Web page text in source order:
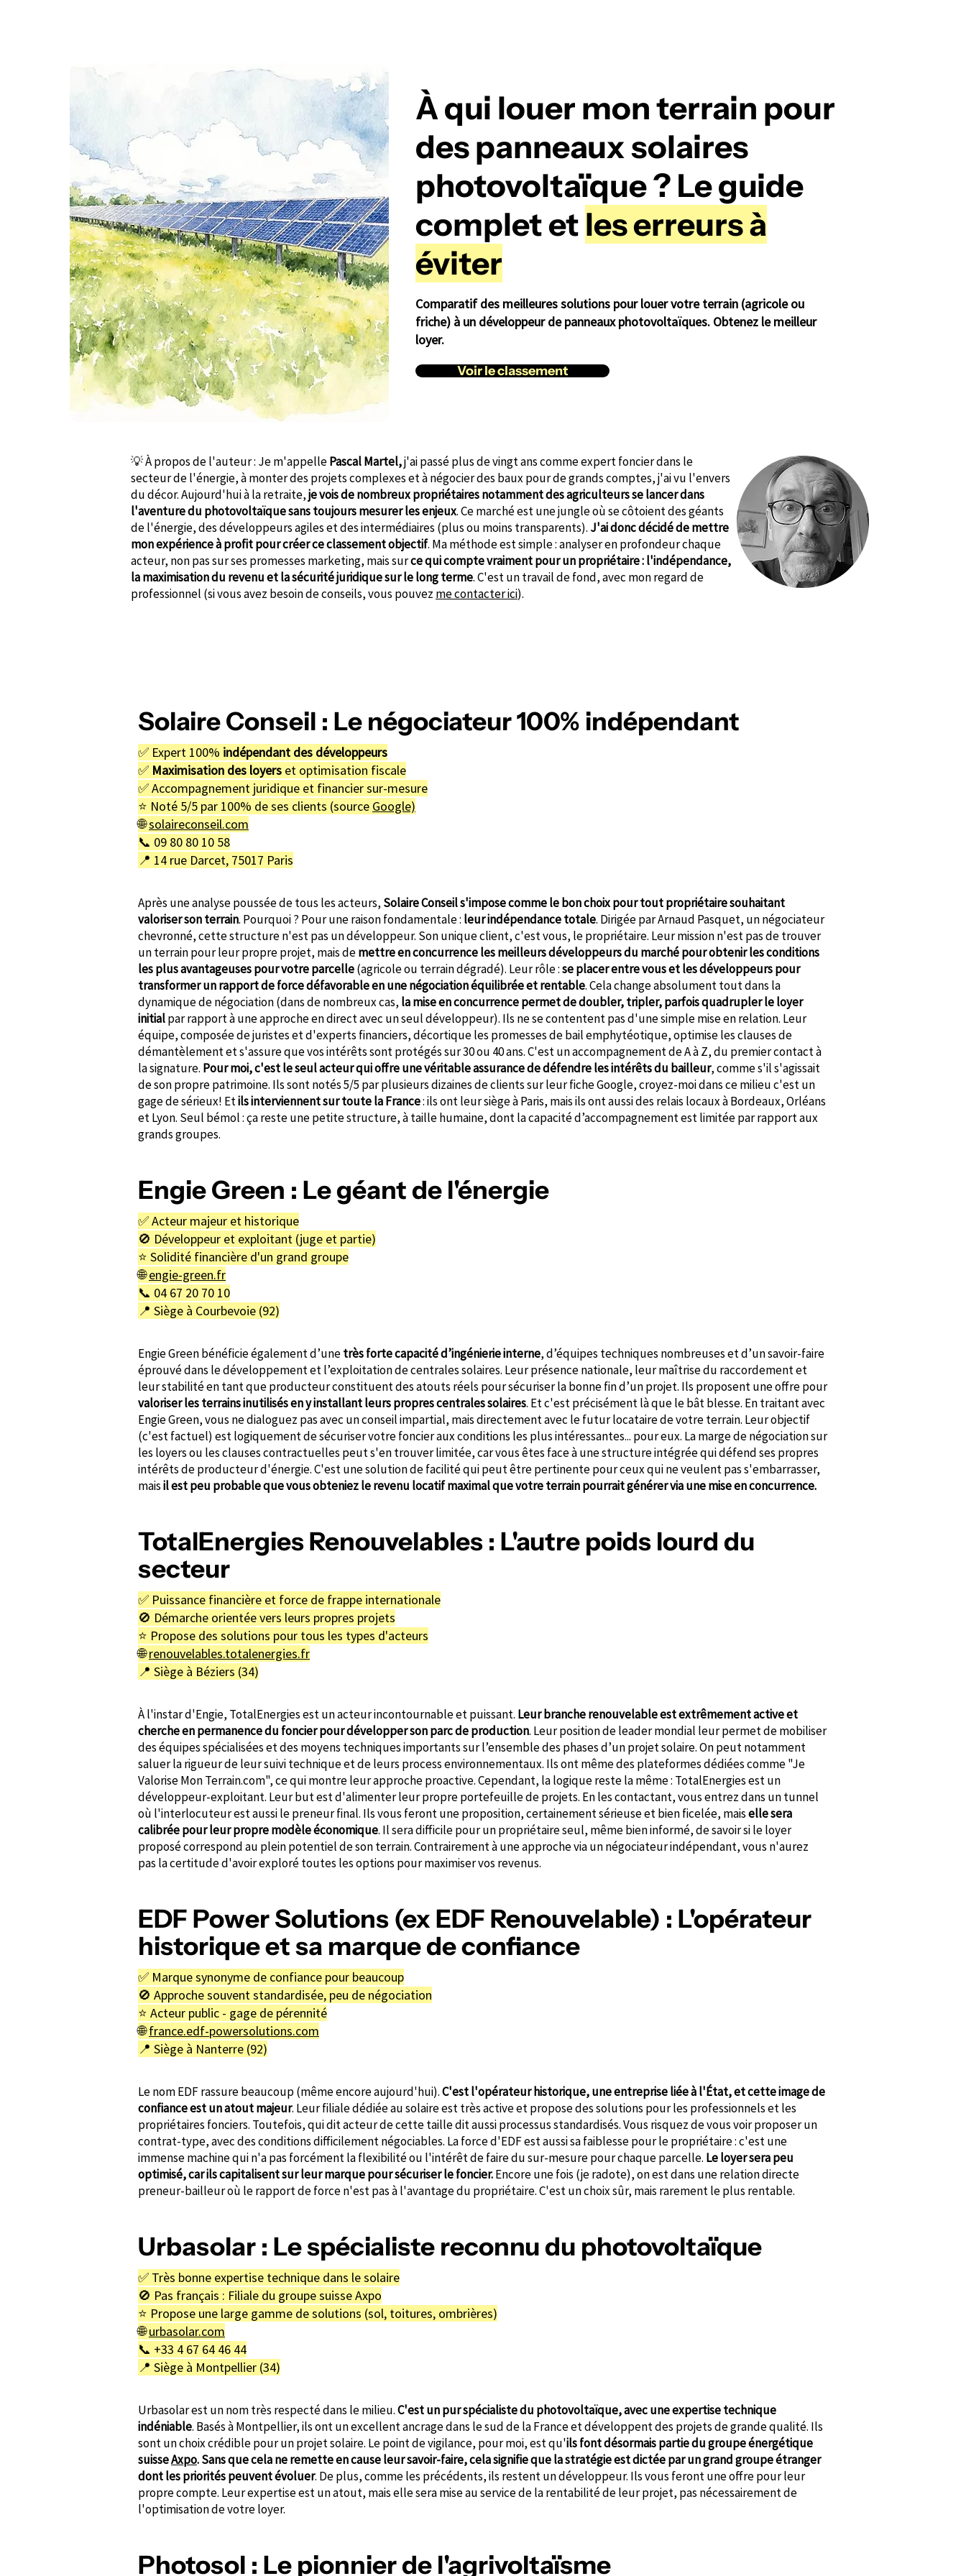
À qui louer mon terrain pour
des panneaux solaires
photovoltaïque ? Le guide
complet et les erreurs à
éviter
Comparatif des meilleures solutions pour louer votre terrain (agricole ou
friche) à un développeur de panneaux photovoltaïques. Obtenez le meilleur
loyer.
Voir le classement
💡 À propos de l'auteur : Je m'appellePascal Martel,j'ai passéplus de vingt ans comme expert foncier dans le
secteur de l'énergie, à monter des projets complexes et à négocier des baux pour de grands comptes, j'ai vu l'envers
du décor. Aujourd'hui à la retraite,je vois de nombreux propriétaires notamment des agriculteurs se lancer dans
l'aventure du photovoltaïque sans toujours mesurer les enjeux. Ce marché est une jungle où se côtoient des géants
de l'énergie, des développeurs agiles et des intermédiaires (plus ou moins transparents). J'ai donc décidé de mettre
mon expérience à profit pour créer ce classement objectif. Ma méthode est simple : analyser en profondeur chaque
acteur, non pas sur ses promesses marketing, mais surce qui compte vraiment pour un propriétaire : l'indépendance,
la maximisation du revenu et la sécurité juridique sur le long terme. C'est un travail de fond, avec mon regard de
professionnel (si vous avez besoin de conseils, vous pouvez me contacter ici).
Solaire Conseil : Le négociateur 100% indépendant
✅ Expert 100% indépendant des développeurs
✅ Maximisation des loyers et optimisation fiscale
✅ Accompagnement juridique et financier sur-mesure
⭐️ Noté 5/5 par 100% de ses clients (source Google)
🌐solaireconseil.com
📞 09 80 80 10 58
📍 14 rue Darcet, 75017 Paris
Après une analyse poussée de tous les acteurs, Solaire Conseil s'impose comme le bon choix pour tout propriétaire souhaitant
valoriser son terrain. Pourquoi ? Pour une raison fondamentale : leur indépendance totale. Dirigée par Arnaud Pasquet, un négociateur
chevronné, cette structure n'est pas un développeur. Son unique client, c'est vous, le propriétaire. Leur mission n'est pas de trouver
un terrain pour leur propre projet, mais demettre en concurrence les meilleurs développeurs du marché pour obtenir les conditions
les plus avantageuses pour votre parcelle(agricole ou terrain dégradé). Leur rôle :se placer entre vous et les développeurs pour
transformer un rapport de force défavorable en une négociation équilibrée et rentable. Cela change absolument tout dans la
dynamique de négociation (dans de nombreux cas, la mise en concurrence permet de doubler, tripler, parfois quadrupler le loyer
initialpar rapport à une approche en direct avec un seul développeur). Ils ne se contentent pas d'une simple mise en relation. Leur
équipe, composée de juristes et d'experts financiers, décortique les promesses de bail emphytéotique, optimise les clauses de
démantèlement et s'assure que vos intérêts sont protégés sur 30 ou 40 ans. C'est un accompagnement de A à Z, du premier contact à
la signature. Pour moi, c'est le seul acteur qui offre une véritable assurance de défendre les intérêts du bailleur, comme s'il s'agissait
de son propre patrimoine. Ils sont notés 5/5 par plusieurs dizaines de clients sur leur fiche Google, croyez-moi dans ce milieu c'est un
gage de sérieux! Etils interviennent sur toute la France: ils ont leur siège à Paris, mais ils ont aussi des relais locaux à Bordeaux, Orléans
et Lyon. Seul bémol : ça reste une petite structure, à taille humaine, dont la capacité d’accompagnement est limitée par rapport aux
grands groupes.
Engie Green : Le géant de l'énergie
✅ Acteur majeur et historique
🚫 Développeur et exploitant (juge et partie)
⭐️ Solidité financière d'un grand groupe
🌐engie-green.fr
📞 04 67 20 70 10
📍 Siège à Courbevoie (92)
Engie Green bénéficie également d’unetrès forte capacité d’ingénierie interne, d’équipes techniques nombreuses et d’un savoir-faire
éprouvé dans le développement et l’exploitation de centrales solaires. Leur présence nationale, leur maîtrise du raccordement et
leur stabilité en tant que producteur constituent des atouts réels pour sécuriser la bonne fin d’un projet. Ils proposent une offre pour
valoriser les terrains inutilisés en y installant leurs propres centrales solaires. Et c'est précisément là que le bât blesse. En traitant avec
Engie Green, vous ne dialoguez pas avec un conseil impartial, mais directement avec le futur locataire de votre terrain. Leur objectif
(c'est factuel) est logiquement de sécuriser votre foncier aux conditions les plus intéressantes... pour eux. La marge de négociation sur
les loyers ou les clauses contractuelles peut s'en trouver limitée, car vous êtes face à une structure intégrée qui défend ses propres
intérêts de producteur d'énergie. C'est une solution de facilité qui peut être pertinente pour ceux qui ne veulent pas s'embarrasser,
maisil est peu probable que vous obteniez le revenu locatif maximal que votre terrain pourrait générer via une mise en concurrence.
TotalEnergies Renouvelables : L'autre poids lourd du
secteur
✅ Puissance financière et force de frappe internationale
🚫 Démarche orientée vers leurs propres projets
⭐️ Propose des solutions pour tous les types d'acteurs
🌐renouvelables.totalenergies.fr
📍 Siège à Béziers (34)
À l'instar d'Engie, TotalEnergies est un acteur incontournable et puissant. Leur branche renouvelable est extrêmement active et
cherche en permanence du foncier pour développer son parc de production. Leur position de leader mondial leur permet de mobiliser
des équipes spécialisées et des moyens techniques importants sur l’ensemble des phases d’un projet solaire. On peut notamment
saluer la rigueur de leur suivi technique et de leurs process environnementaux. Ils ont même des plateformes dédiées comme "Je
Valorise Mon Terrain.com", ce qui montre leur approche proactive. Cependant, la logique reste la même : TotalEnergies est un
développeur-exploitant. Leur but est d'alimenter leur propre portefeuille de projets. En les contactant, vous entrez dans un tunnel
où l'interlocuteur est aussi le preneur final. Ils vous feront une proposition, certainement sérieuse et bien ficelée, maiselle sera
calibrée pour leur propre modèle économique. Il sera difficile pour un propriétaire seul, même bien informé, de savoir si le loyer
proposé correspond au plein potentiel de son terrain. Contrairement à une approche via un négociateur indépendant, vous n'aurez
pas la certitude d'avoir exploré toutes les options pour maximiser vos revenus.
EDF Power Solutions (ex EDF Renouvelable) : L'opérateur
historique et sa marque de confiance
✅ Marque synonyme de confiance pour beaucoup
🚫 Approche souvent standardisée, peu de négociation
⭐️ Acteur public - gage de pérennité
🌐france.edf-powersolutions.com
📍 Siège à Nanterre (92)
Le nom EDF rassure beaucoup (même encore aujourd'hui).C'est l'opérateur historique, une entreprise liée à l'État, et cette image de
confiance est un atout majeur. Leur filiale dédiée au solaire est très active et propose des solutions pour les professionnels et les
propriétaires fonciers. Toutefois, qui dit acteur de cette taille dit aussi processus standardisés. Vous risquez de vous voir proposer un
contrat-type, avec des conditions difficilement négociables. La force d'EDF est aussi sa faiblesse pour le propriétaire : c'est une
immense machine qui n'a pas forcément la flexibilité ou l'intérêt de faire du sur-mesure pour chaque parcelle. Le loyer sera peu
optimisé, car ils capitalisent sur leur marque pour sécuriser le foncier.Encore une fois (je radote), on est dans une relation directe
preneur-bailleur où le rapport de force n'est pas à l'avantage du propriétaire. C'est un choix sûr, mais rarement le plus rentable.
Urbasolar : Le spécialiste reconnu du photovoltaïque
✅ Très bonne expertise technique dans le solaire
🚫 Pas français : Filiale du groupe suisse Axpo
⭐️ Propose une large gamme de solutions (sol, toitures, ombrières)
🌐urbasolar.com
📞 +33 4 67 64 46 44
📍 Siège à Montpellier (34)
Urbasolar est un nom très respecté dans le milieu.C'est un pur spécialiste du photovoltaïque, avec une expertise technique
indéniable. Basés à Montpellier, ils ont un excellent ancrage dans le sud de la France et développent des projets de grande qualité. Ils
sont un choix crédible pour un projet solaire. Le point de vigilance, pour moi, est qu'ils font désormais partie du groupe énergétique
suisseAxpo. Sans que cela ne remette en cause leur savoir-faire, cela signifie que la stratégie est dictée par un grand groupe étranger
dont les priorités peuvent évoluer. De plus, comme les précédents, ils restent un développeur. Ils vous feront une offre pour leur
propre compte. Leur expertise est un atout, mais elle sera mise au service de la rentabilité de leur projet, pas nécessairement de
l'optimisation de votre loyer.
Photosol : Le pionnier de l'agrivoltaïsme